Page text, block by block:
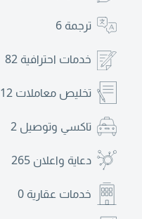
ترجمة 6
خدمات احترافية 82
تخليص معاملات 12
تاكسي وتوصيل 2
دعاية واعلان 265
خدمات عقارية 0